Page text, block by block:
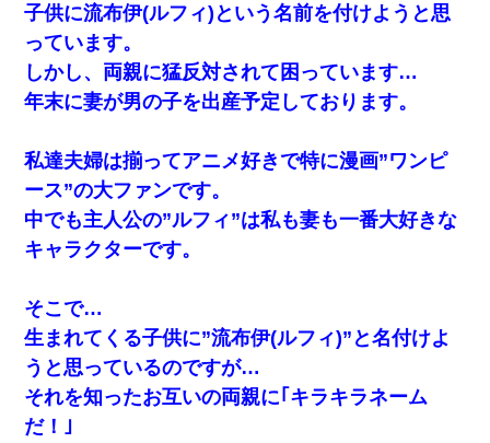
子供に流布伊(ルフィ)という名前を付けようと思
っています。
しかし、両親に猛反対されて困っています…
年末に妻が男の子を出産予定しております。
私達夫婦は揃ってアニメ好きで特に漫画”ワンピ
ース”の大ファンです。
中でも主人公の”ルフィ”は私も妻も一番大好きな
キャラクターです。
そこで…
生まれてくる子供に”流布伊(ルフィ)”と名付けよ
うと思っているのですが…
それを知ったお互いの両親に｢キラキラネーム
だ！｣